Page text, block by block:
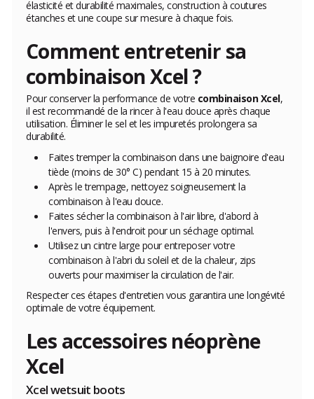
élasticité et durabilité maximales, construction à coutures
étanches et une coupe sur mesure à chaque fois.
Comment entretenir sa
combinaison Xcel ?
Pour conserver la performance de votre combinaison Xcel,
il est recommandé de la rincer à l'eau douce après chaque
utilisation. Éliminer le sel et les impuretés prolongera sa
durabilité.
Faites tremper la combinaison dans une baignoire d'eau
tiède (moins de 30° C) pendant 15 à 20 minutes.
Après le trempage, nettoyez soigneusement la
combinaison à l'eau douce.
Faites sécher la combinaison à l'air libre, d'abord à
l'envers, puis à l'endroit pour un séchage optimal.
Utilisez un cintre large pour entreposer votre
combinaison à l'abri du soleil et de la chaleur, zips
ouverts pour maximiser la circulation de l'air.
Respecter ces étapes d'entretien vous garantira une longévité
optimale de votre équipement.
Les accessoires néoprène
Xcel
Xcel wetsuit boots